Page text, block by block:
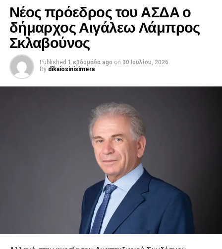
Νέος πρόεδρος του ΑΣΔΑ ο
δήμαρχος Αιγάλεω Λάμπρος
Σκλαβούνος
Published 1 εβδομάδα ago on 30 Ιουλίου, 2026
By dikaiosinisimera